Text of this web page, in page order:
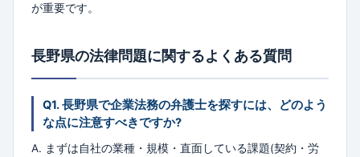
が重要です。
長野県の法律問題に関するよくある質問
Q1. 長野県で企業法務の弁護士を探すには、どのよう
な点に注意すべきですか?
A. まずは自社の業種・規模・直面している課題(契約・労